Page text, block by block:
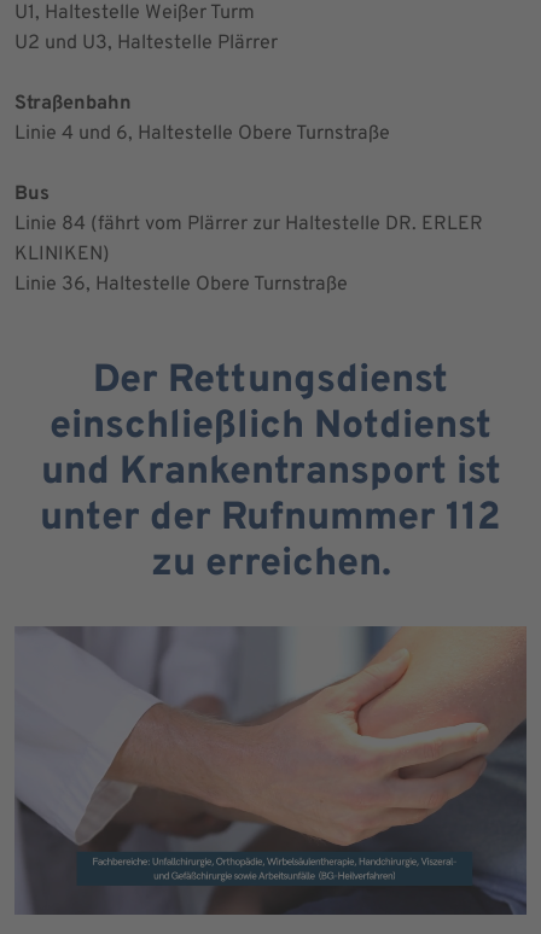
U1, Haltestelle Weißer Turm
U2 und U3, Haltestelle Plärrer
Straßenbahn
Linie 4 und 6, Haltestelle Obere Turnstraße
Bus
Linie 84 (fährt vom Plärrer zur Haltestelle DR. ERLER
KLINIKEN)
Linie 36, Haltestelle Obere Turnstraße
Der Rettungsdienst
einschließlich Notdienst
und Krankentransport ist
unter der Rufnummer 112
zu erreichen.